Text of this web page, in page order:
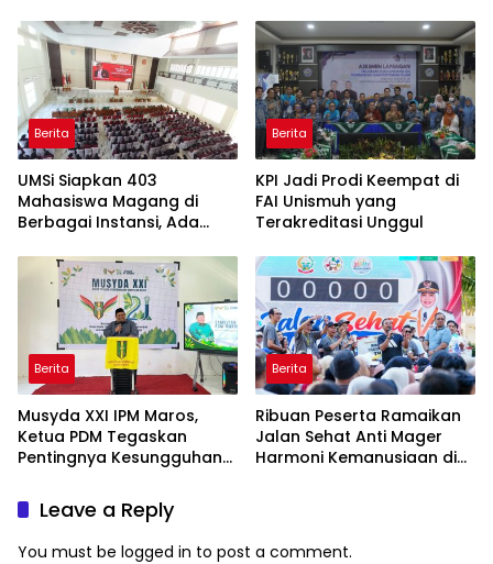
Berita
UMSi Siapkan 403
Mahasiswa Magang di
Berbagai Instansi, Ada
Taiwan
Berita
KPI Jadi Prodi Keempat di
FAI Unismuh yang
Terakreditasi Unggul
Berita
Musyda XXI IPM Maros,
Ketua PDM Tegaskan
Pentingnya Kesungguhan
Berita
Ribuan Peserta Ramaikan
Jalan Sehat Anti Mager
Harmoni Kemanusiaan di
Leave a Reply
You must be logged in to post a comment.